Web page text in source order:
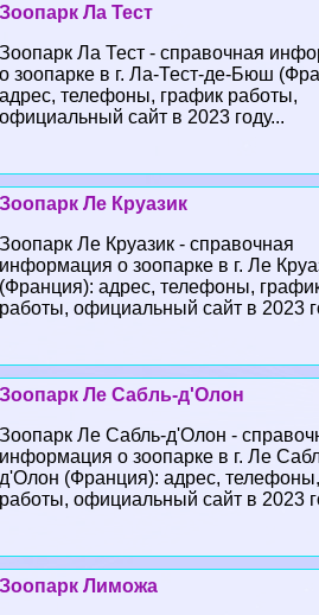
Зоопарк Ла Тест
Зоопарк Ла Тест - справочная
о зоопарке в г. Ла-Тест-де-Бюш
адрес, телефоны, график работы,
официальный сайт в 2023 году...
Зоопарк Ле Круазик
Зоопарк Ле Круазик - справочная
информация о зоопарке в г. Ле
(Франция): адрес, телефоны,
работы, официальный сайт в 2023
Зоопарк Ле Сабль-д'Олон
Зоопарк Ле Сабль-д'Олон -
информация о зоопарке в г. Ле
д'Олон (Франция): адрес,
работы, официальный сайт в 2023
Зоопарк Лиможа